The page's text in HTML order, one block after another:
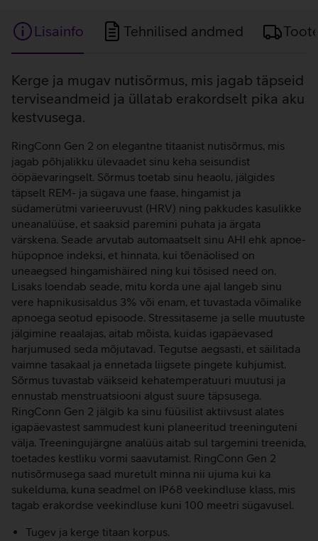
Lisainfo Tehnilised andmed
Lisainfo
Kerge ja mugav nutisõrmus, mis jagab täpseid
terviseandmeid ja üllatab erakordselt pika aku
kestvusega.
RingConn Gen 2 on elegantne titaanist nutisõrmus, mis
jagab põhjalikku ülevaadet sinu keha seisundist
ööpäevaringselt. Sõrmus toetab sinu heaolu, jälgides
täpselt REM- ja sügava une faase, hingamist ja
südamerütmi varieeruvust (HRV) ning pakkudes kasulikke
uneanalüüse, et saaksid paremini puhata ja ärgata
värskena. Seade arvutab automaatselt sinu AHI ehk apnoe-
hüpopnoe indeksi, et hinnata, kui tõenäolised on
uneaegsed hingamishäired ning kui tõsised need on.
Lisaks loendab seade, mitu korda une ajal langeb sinu
vere hapnikusisaldus 3% või enam, et tuvastada võimalike
apnoega seotud episoode. Stressitaseme ja selle muutuste
jälgimine reaalajas, aitab mõista, kuidas igapäevased
harjumused seda mõjutavad. Tegutse aegsasti, et säilitada
vaimne tasakaal ja ennetada liigsete pingete kuhjumist.
Sõrmus tuvastab väikseid kehatemperatuuri muutusi ja
ennustab menstruatsiooni algust suure täpsusega.
RingConn Gen 2 jälgib ka sinu füüsilist aktiivsust alates
igapäevastest sammudest kuni planeeritud treeninguteni
välja. Treeningujärgne analüüs aitab sul targemini treenida,
toetades kestliku vormi saavutamist. RingConn Gen 2
nutisõrmusega saad muretult minna nii ujuma kui ka
sukelduma, kuna seadmel on IP68 veekindluse klass, mis
tagab erakordse veekindluse kuni 100 meetri sügavusel.
Tugev ja kerge titaan korpus.